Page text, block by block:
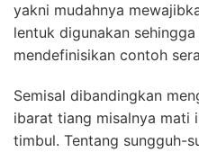
yakni mudahnya
lentuk digunakan
mendefinisikan contoh
Semisal dibandingkan
ibarat tiang misalnya mati
timbul. Tentang sungguh-